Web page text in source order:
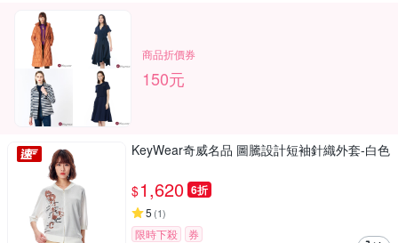
商品折價券
150元
KeyWear奇威名品 圖騰設計短袖針織外套-白色
$1,620 6折
5 (1)
限時下殺 券